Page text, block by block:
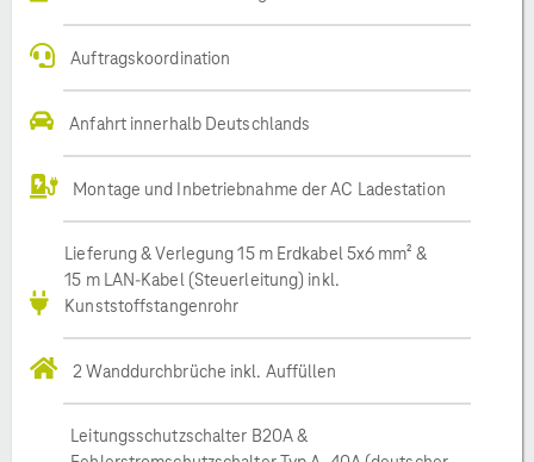
Auftragskoordination
Anfahrt innerhalb Deutschlands
Montage und Inbetriebnahme der AC Ladestation
Lieferung & Verlegung 15 m Erdkabel 5x6 mm² &
15 m LAN-Kabel (Steuerleitung) inkl.
Kunststoffstangenrohr
2 Wanddurchbrüche inkl. Auffüllen
Leitungsschutzschalter B20A &